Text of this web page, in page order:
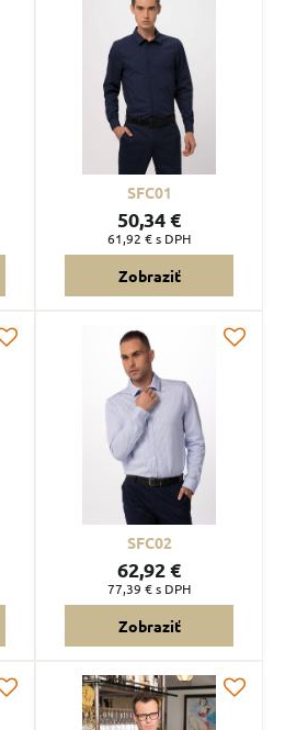
SFC01
50,34 €
61,92 €s DPH
Zobraziť
SFC02
62,92 €
77,39 €s DPH
Zobraziť